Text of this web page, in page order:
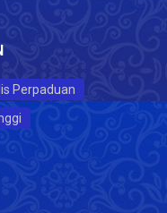
Perpaduan